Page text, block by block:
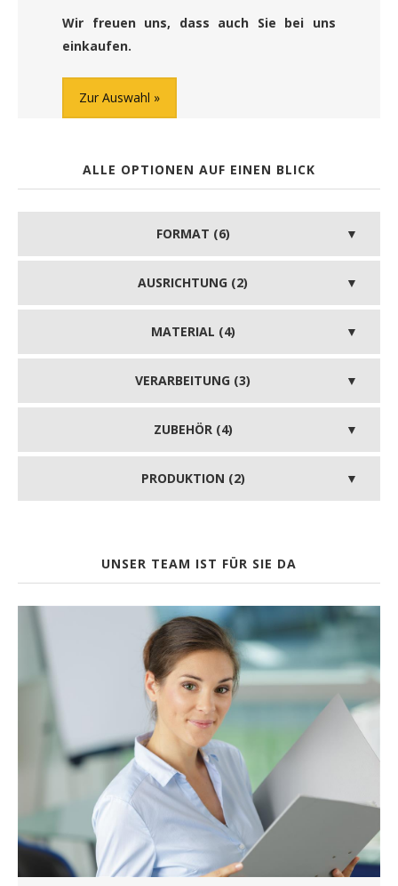
Wir freuen uns, dass auch Sie bei uns
einkaufen.
Zur Auswahl
ALLE OPTIONEN AUF EINEN BLICK
FORMAT (6)
AUSRICHTUNG (2)
MATERIAL (4)
VERARBEITUNG (3)
ZUBEHÖR (4)
PRODUKTION (2)
UNSER TEAM IST FÜR SIE DA